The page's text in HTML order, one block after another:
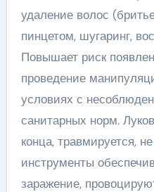
удаление волос
пинцетом, шугаринг,
Повышает риск
проведение
условиях с
санитарных норм.
конца, травмируется,
инструменты
заражение,